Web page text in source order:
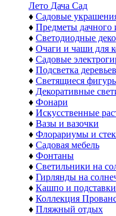
Лето Дача Сад
♦ Садовые
♦ Предметы дачного
♦ Светодиодные
♦ Очаги и чаши для
♦ Садовые
♦ Подсветка деревьев
♦ Светящиеся
♦ Декоративные
♦ Фонари
♦ Искусственные
♦ Вазы и вазочки
♦ Флорариумы и
♦ Садовая мебель
♦ Фонтаны
♦ Светильники на
♦ Гирлянды на
♦ Кашпо и подставки
♦ Коллекция
♦ Пляжный отдых